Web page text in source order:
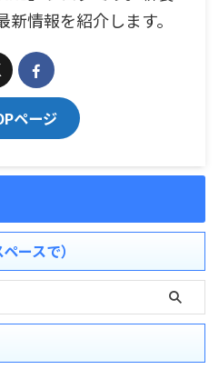
情報を紹介します。
ページ
ースで）